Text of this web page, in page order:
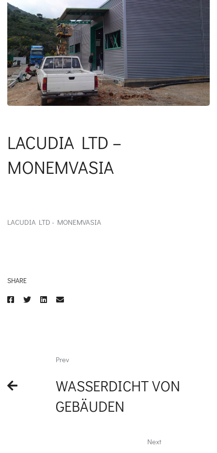
LACUDIA LTD –
MONEMVASIA
LACUDIA LTD - MONEMVASIA
SHARE
Prev
WASSERDICHT VON
GEBÄUDEN
Next